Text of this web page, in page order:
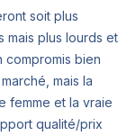
soit plus
mais plus lourds et
compromis bien
mais la
femme et la vraie
qualité/prix